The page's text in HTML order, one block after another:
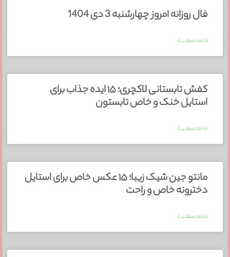
فال روزانه امروز چهارشنبه 3 دی 1404
ادامه مطلب »
کفش تابستانی لاکچری؛ ۱۵ ایده‌ جذاب برای
استایل خنک و خاص تابستون
ادامه مطلب »
مانتو جین شیک زیبا؛ ۱۵ عکس خاص برای استایل
دخترونه خاص و راحت
ادامه مطلب »